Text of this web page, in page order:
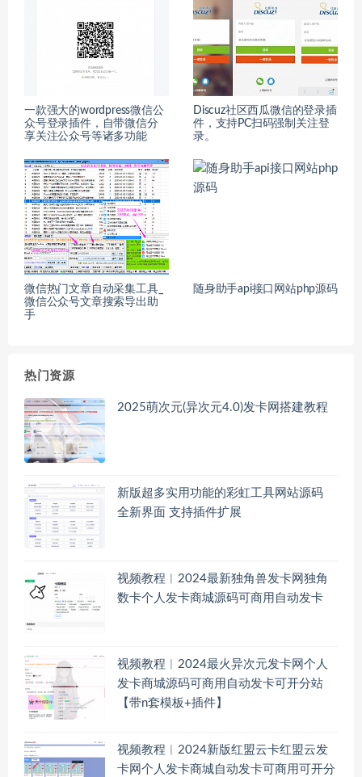
一款强大的wordpress微信公
众号登录插件，自带微信分
享关注公众号等诸多功能
Discuz社区西瓜微信的登录插
件，支持PC扫码强制关注登
录。
微信热门文章自动采集工具_
微信公众号文章搜索导出助
手
随身助手api接口网站php源码
热门资源
2025萌次元(异次元4.0)发卡网搭建教程
新版超多实用功能的彩虹工具网站源码
全新界面 支持插件扩展
视频教程︱2024最新独角兽发卡网独角
数卡个人发卡商城源码可商用自动发卡
视频教程︱2024最火异次元发卡网个人
发卡商城源码可商用自动发卡可开分站
【带n套模板+插件】
视频教程︱2024新版红盟云卡红盟云发
卡网个人发卡商城自动发卡可商用可开分